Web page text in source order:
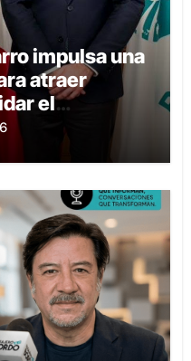
impulsa una
atraer
el